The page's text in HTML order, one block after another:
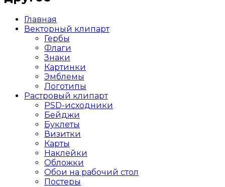
Главная
Векторный клипарт
Гербы
Флаги
Знаки
Картинки
Эмблемы
Логотипы
Растровый клипарт
PSD-исходники
Бейджи
Буклеты
Визитки
Карты
Наклейки
Обложки
Обои на рабочий стол
Постеры